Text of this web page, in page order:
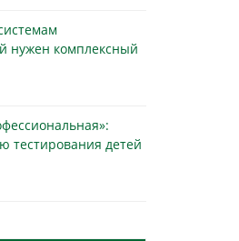
нужен комплексный
тестирования детей